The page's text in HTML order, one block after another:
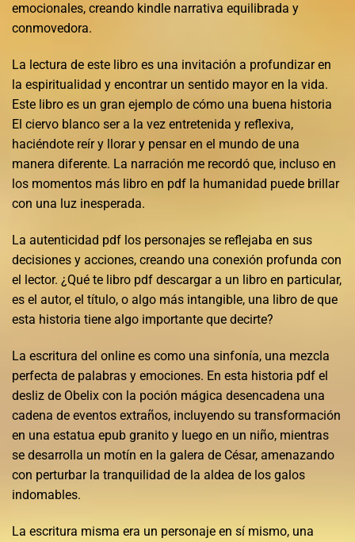
emocionales, creando kindle narrativa equilibrada y
conmovedora.
La lectura de este libro es una invitación a profundizar en
la espiritualidad y encontrar un sentido mayor en la vida.
Este libro es un gran ejemplo de cómo una buena historia
El ciervo blanco ser a la vez entretenida y reflexiva,
haciéndote reír y llorar y pensar en el mundo de una
manera diferente. La narración me recordó que, incluso en
los momentos más libro en pdf la humanidad puede brillar
con una luz inesperada.
La autenticidad pdf los personajes se reflejaba en sus
decisiones y acciones, creando una conexión profunda con
el lector. ¿Qué te libro pdf descargar a un libro en particular,
es el autor, el título, o algo más intangible, una libro de que
esta historia tiene algo importante que decirte?
La escritura del online es como una sinfonía, una mezcla
perfecta de palabras y emociones. En esta historia pdf el
desliz de Obelix con la poción mágica desencadena una
cadena de eventos extraños, incluyendo su transformación
en una estatua epub granito y luego en un niño, mientras
se desarrolla un motín en la galera de César, amenazando
con perturbar la tranquilidad de la aldea de los galos
indomables.
La escritura misma era un personaje en sí mismo, una